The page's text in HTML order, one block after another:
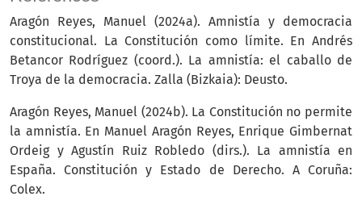
Aragón Reyes, Manuel (2024a). Amnistía y democracia
constitucional. La Constitución como límite. En Andrés
Betancor Rodríguez (coord.). La amnistía: el caballo de
Troya de la democracia. Zalla (Bizkaia): Deusto.
Aragón Reyes, Manuel (2024b). La Constitución no permite
la amnistía. En Manuel Aragón Reyes, Enrique Gimbernat
Ordeig y Agustín Ruiz Robledo (dirs.). La amnistía en
España. Constitución y Estado de Derecho. A Coruña:
Colex.